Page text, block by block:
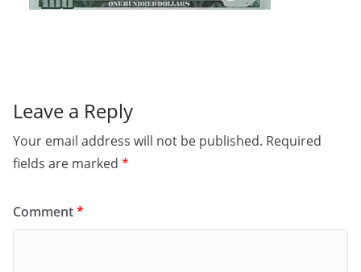
Leave a Reply
Your email address will not be published. Required
fields are marked *
Comment*